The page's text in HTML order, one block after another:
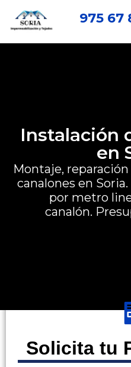
975 67
Instalación
en
Montaje,
canalones en
por metro
canalón.
Solicita tu